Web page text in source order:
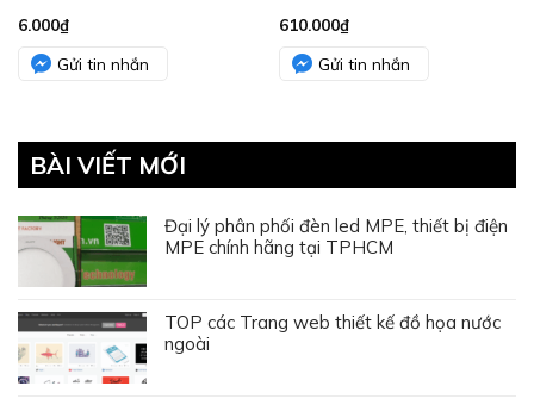
6.000₫
Gửi tin nhắn
610.000₫
Gửi tin nhắn
BÀI VIẾT MỚI
Đại lý phân phối đèn led MPE, thiết bị điện
MPE chính hãng tại TPHCM
TOP các Trang web thiết kế đồ họa nước
ngoài